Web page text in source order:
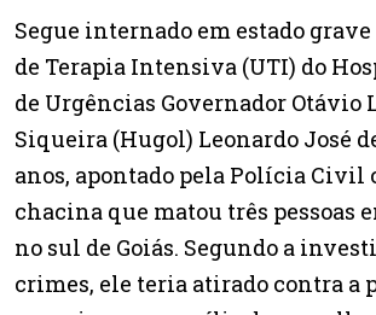
Segue internado em estado
de Terapia Intensiva (UTI) do
de Urgências Governador Otávio
Siqueira (Hugol) Leonardo José
anos, apontado pela Polícia Civil
chacina que matou três pessoas
no sul de Goiás. Segundo a
crimes, ele teria atirado contra a